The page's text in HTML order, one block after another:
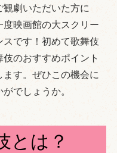
劇いただいた方に
映画館の大スクリー
です！初めて歌舞伎
のおすすめポイント
す。ぜひこの機会に
でしょうか。
とは？